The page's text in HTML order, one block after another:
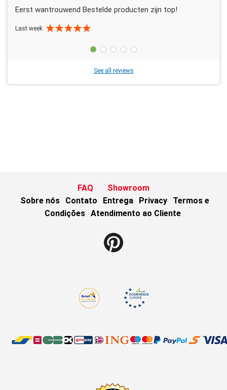
Eerst wantrouwend Bestelde producten zijn top!
Last week
See all reviews
FAQ
Showroom
Sobre nós
Contato Entrega Privacy
Termos e
Condições
Atendimento ao Cliente